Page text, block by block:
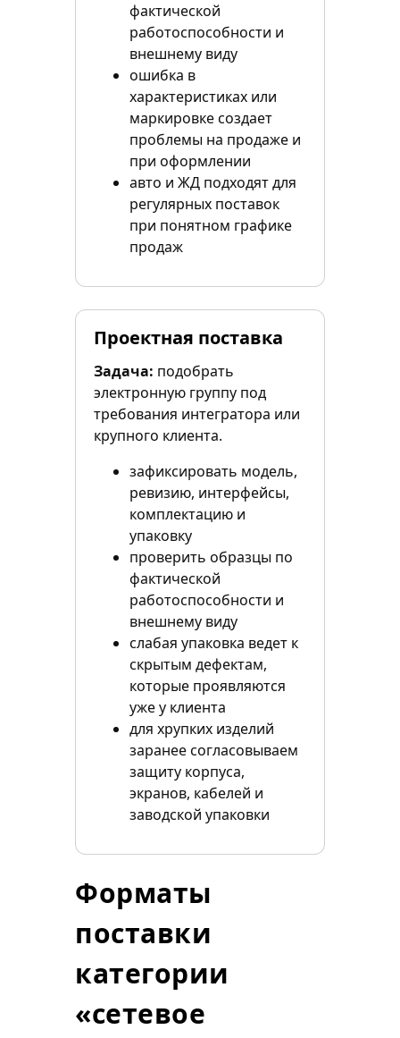
фактической
работоспособности и
внешнему виду
ошибка в
характеристиках или
маркировке создает
проблемы на продаже и
при оформлении
авто и ЖД подходят для
регулярных поставок
при понятном графике
продаж
Проектная поставка
Задача: подобрать
электронную группу под
требования интегратора или
крупного клиента.
зафиксировать модель,
ревизию, интерфейсы,
комплектацию и
упаковку
проверить образцы по
фактической
работоспособности и
внешнему виду
слабая упаковка ведет к
скрытым дефектам,
которые проявляются
уже у клиента
для хрупких изделий
заранее согласовываем
защиту корпуса,
экранов, кабелей и
заводской упаковки
Форматы
поставки
категории
«сетевое